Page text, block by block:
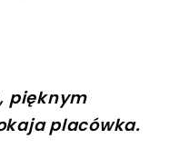
pięknym
placówka.